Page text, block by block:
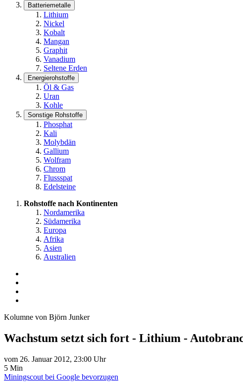
Batteriemetalle
Lithium
Nickel
Kobalt
Mangan
Graphit
Vanadium
Seltene Erden
Energierohstoffe
Öl & Gas
Uran
Kohle
Sonstige Rohstoffe
Phosphat
Kali
Molybdän
Gallium
Wolfram
Chrom
Flussspat
Edelsteine
Rohstoffe nach Kontinenten
Nordamerika
Südamerika
Europa
Afrika
Asien
Australien
Kolumne von Björn Junker
Wachstum setzt sich fort - Lithium -
vom 26. Januar 2012, 23:00 Uhr
5 Min
Miningscout bei Google bevorzugen